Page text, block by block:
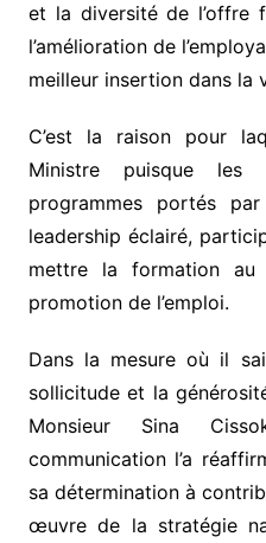
et la diversité de
l’amélioration de
meilleur insertion dans la
C’est la raison pour
Ministre puisque les
programmes portés
leadership éclairé,
mettre la formation
promotion de l’emploi.
Dans la mesure où il
sollicitude et la
Monsieur Sina
communication l’a
sa détermination à
œuvre de la stratégie